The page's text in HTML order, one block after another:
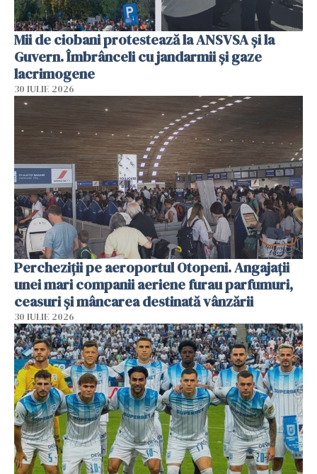
Mii de ciobani protestează la ANSVSA și la
Guvern. Îmbrânceli cu jandarmii și gaze
lacrimogene
30 IULIE 2026
Percheziții pe aeroportul Otopeni. Angajații
unei mari companii aeriene furau parfumuri,
ceasuri și mâncarea destinată vânzării
30 IULIE 2026